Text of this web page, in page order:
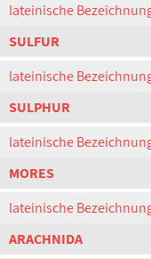
lateinische
SULFUR
lateinische
SULPHUR
lateinische
MORES
lateinische
ARACHNIDA